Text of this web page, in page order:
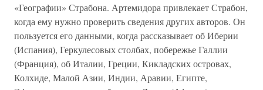
«Географии» Страбона. Артемидора привлекает Страбон,
когда ему нужно проверить сведения других авторов. Он
пользуется его данными, когда рассказывает об Иберии
(Испания), Геркулесовых столбах, побережье Галлии
(Франция), об Италии, Греции, Кикладских островах,
Колхиде, Малой Азии, Индии, Аравии, Египте,